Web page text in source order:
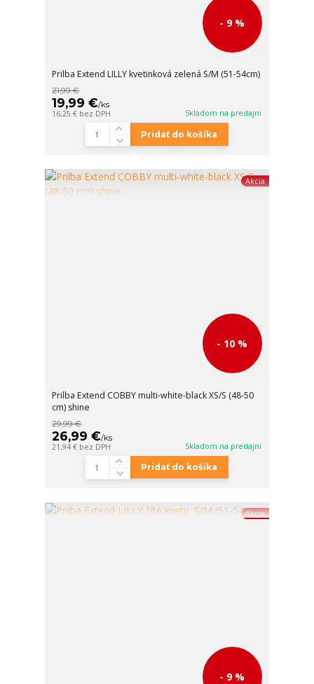
- 9 %
Prilba Extend LILLY kvetinková zelená S/M (51-54cm)
21,99 €
19,99 €/ks
16,25 € bez DPH Skladom na predajni
Pridať do košíka
Akcia
- 10 %
Prilba Extend COBBY multi-white-black XS/S (48-50
cm) shine
29,99 €
26,99 €/ks
21,94 € bez DPH Skladom na predajni
Pridať do košíka
Akcia
- 9 %